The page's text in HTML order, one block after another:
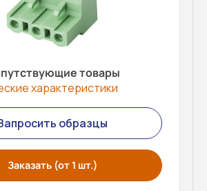
товары
характеристики
образцы
Заказать (от 1 шт.)